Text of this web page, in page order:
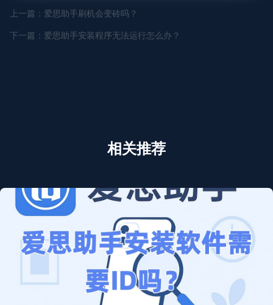
上一篇：爱思助手刷机会变砖吗？
下一篇：爱思助手安装程序无法运行怎么办？
相关推荐